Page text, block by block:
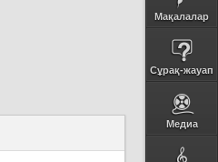
Мақалалар
Сұрақ-жауап
Медиа